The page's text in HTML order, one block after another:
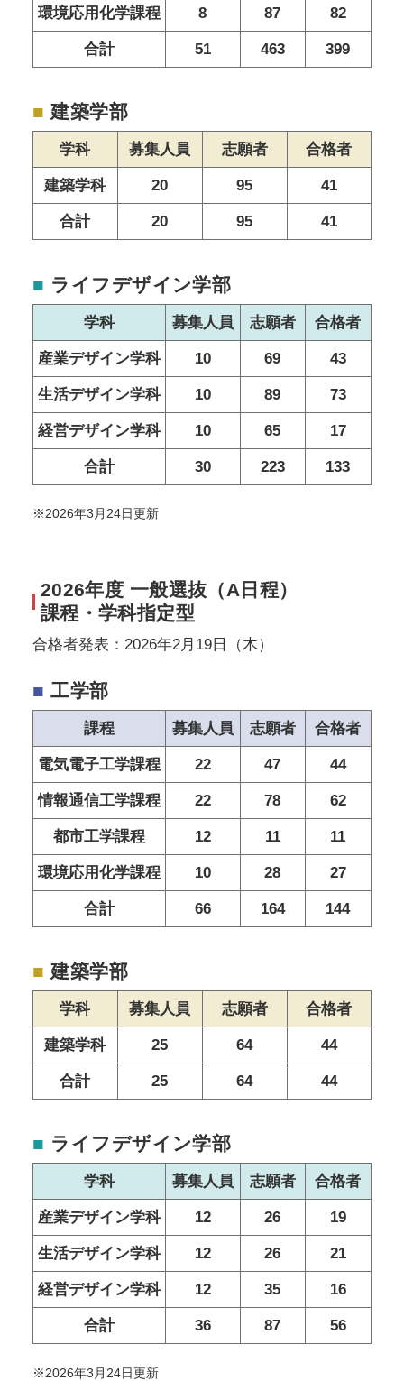
環境応用化学課程 8 87 82
合計 51 463 399
■ 建築学部
学科 募集人員 志願者 合格者
建築学科 20 95 41
合計 20 95 41
■ ライフデザイン学部
学科 募集人員 志願者 合格者
産業デザイン学科 10 69 43
生活デザイン学科 10 89 73
経営デザイン学科 10 65 17
合計 30 223 133
※2026年3月24日更新
2026年度 一般選抜（A日程）
課程・学科指定型
合格者発表：2026年2月19日（木）
■ 工学部
課程 募集人員 志願者 合格者
電気電子工学課程 22 47 44
情報通信工学課程 22 78 62
都市工学課程 12 11 11
環境応用化学課程 10 28 27
合計 66 164 144
■ 建築学部
学科 募集人員 志願者 合格者
建築学科 25 64 44
合計 25 64 44
■ ライフデザイン学部
学科 募集人員 志願者 合格者
産業デザイン学科 12 26 19
生活デザイン学科 12 26 21
経営デザイン学科 12 35 16
合計 36 87 56
※2026年3月24日更新